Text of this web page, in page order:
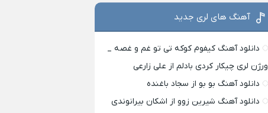
آهنگ های لری جدید
دانلود آهنگ کیفوم کوکه تی تو غم و غصه _
ورژن لری چیکار کردی بادلم از علی زارعی
دانلود آهنگ بو بو از سجاد باغنده
دانلود آهنگ شیرین زوو از اشکان بیرانوندی